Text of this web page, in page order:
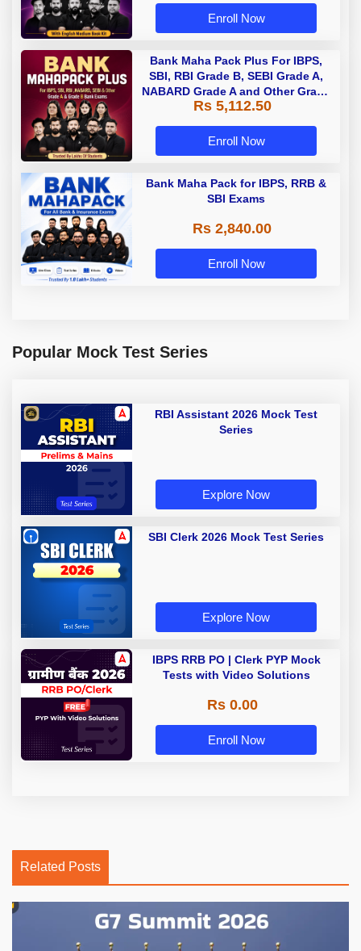
Enroll Now
Bank Maha Pack Plus For IBPS,
SBI, RBI Grade B, SEBI Grade A,
NABARD Grade A and Other Grade
A & Grade B Bank Exams
Rs 5,112.50
Enroll Now
Bank Maha Pack for IBPS, RRB &
SBI Exams
Rs 2,840.00
Enroll Now
Popular Mock Test Series
RBI Assistant 2026 Mock Test
Series
Explore Now
SBI Clerk 2026 Mock Test Series
Explore Now
IBPS RRB PO | Clerk PYP Mock
Tests with Video Solutions
Rs 0.00
Enroll Now
Related Posts